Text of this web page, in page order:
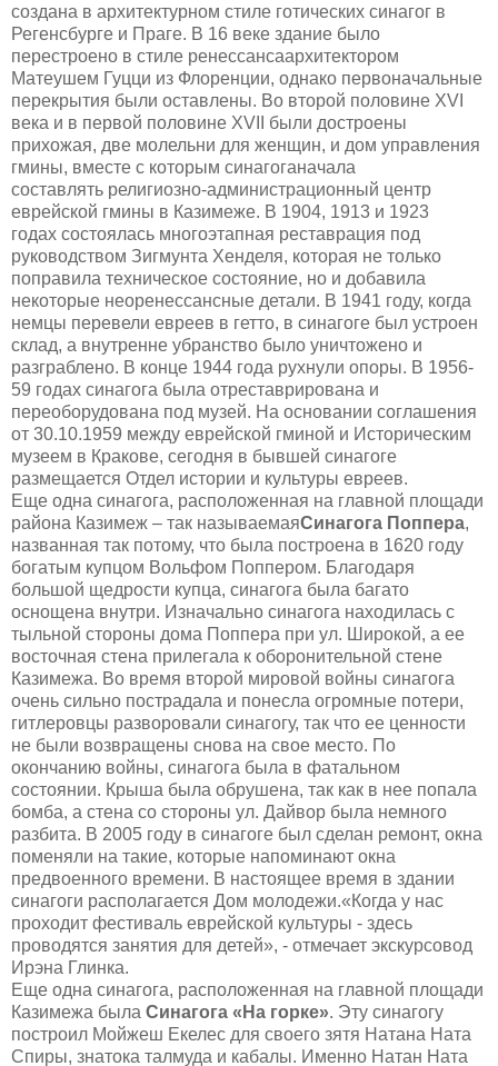
создана в архитектурном стиле готических синагог в
Регенсбурге и Праге. В 16 веке здание было
перестроено в стиле ренессансаархитектором
Матеушем Гуцци из Флоренции, однако первоначальные
перекрытия были оставлены. Во второй половине XVI
века и в первой половине XVII были достроены
прихожая, две молельни для женщин, и дом управления
гмины, вместе с которым синагоганачала
составлять религиозно-администрационный центр
еврейской гмины в Казимеже. В 1904, 1913 и 1923
годах состоялась многоэтапная реставрация под
руководством Зигмунта Хенделя, которая не только
поправила техническое состояние, но и добавила
некоторые неоренессансные детали. В 1941 году, когда
немцы перевели евреев в гетто, в синагоге был устроен
склад, а внутренне убранство было уничтожено и
разграблено. В конце 1944 года рухнули опоры. В 1956-
59 годах синагога была отреставрирована и
переоборудована под музей. На основании соглашения
от 30.10.1959 между еврейской гминой и Историческим
музеем в Кракове, сегодня в бывшей синагоге
размещается Отдел истории и культуры евреев.
Еще одна синагога, расположенная на главной площади
района Казимеж – так называемаяСинагога Поппера,
названная так потому, что была построена в 1620 году
богатым купцом Вольфом Поппером. Благодаря
большой щедрости купца, синагога была багато
оснощена внутри. Изначально синагога находилась с
тыльной стороны дома Поппера при ул. Широкой, а ее
восточная стена прилегала к оборонительной стене
Казимежа. Во время второй мировой войны синагога
очень сильно пострадала и понесла огромные потери,
гитлеровцы разворовали синагогу, так что ее ценности
не были возвращены снова на свое место. По
окончанию войны, синагога была в фатальном
состоянии. Крыша была обрушена, так как в нее попала
бомба, а стена со стороны ул. Дайвор была немного
разбита. В 2005 году в синагоге был сделан ремонт, окна
поменяли на такие, которые напоминают окна
предвоенного времени. В настоящее время в здании
синагоги располагается Дом молодежи.«Когда у нас
проходит фестиваль еврейской культуры - здесь
проводятся занятия для детей», - отмечает экскурсовод
Ирэна Глинка.
Еще одна синагога, расположенная на главной площади
Казимежа была Синагога «На горке». Эту синагогу
построил Мойжеш Екелес для своего зятя Натана Ната
Спиры, знатока талмуда и кабалы. Именно Натан Ната